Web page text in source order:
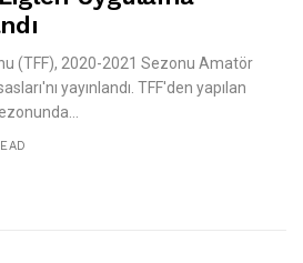
(TFF), 2020-2021 Sezonu Amatör
yayınlandı. TFF'den yapılan